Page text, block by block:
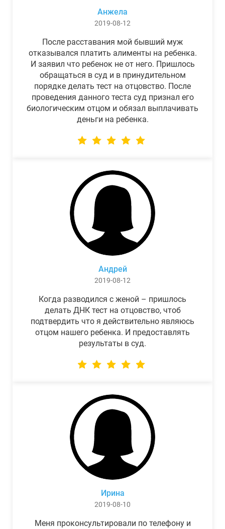
Анжела
2019-08-12
После расставания мой бывший муж
отказывался платить алименты на ребенка.
И заявил что ребенок не от него. Пришлось
обращаться в суд и в принудительном
порядке делать тест на отцовство. После
проведения данного теста суд признал его
биологическим отцом и обязал выплачивать
деньги на ребенка.
Андрей
2019-08-12
Когда разводился с женой – пришлось
делать ДНК тест на отцовство, чтоб
подтвердить что я действительно являюсь
отцом нашего ребенка. И предоставлять
результаты в суд.
Ирина
2019-08-10
Меня проконсультировали по телефону и